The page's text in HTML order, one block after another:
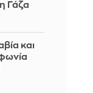
Γάζα
και